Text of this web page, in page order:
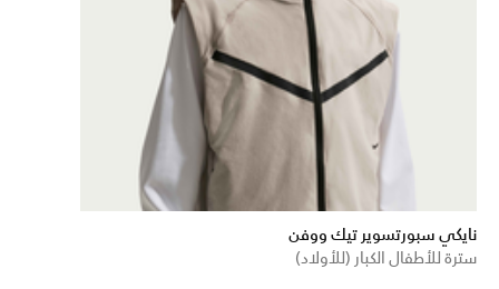
نايكي سبورتسوير تيك ووفن
سترة للأطفال الكبار (للأولاد)